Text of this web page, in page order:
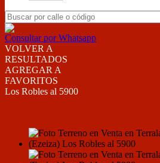
Consultar por Whatsapp
VOLVER A
RESULTADOS
AGREGAR A
FAVORITOS
Los Robles al 5900